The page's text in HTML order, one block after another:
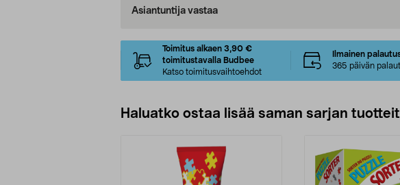
Asiantuntija vastaa
Toimitus alkaen 3,90 €
toimitustavalla Budbee
Katso toimitusvaihtoehdot
Ilmainen
365 päivän
Haluatko ostaa lisää saman sarjan